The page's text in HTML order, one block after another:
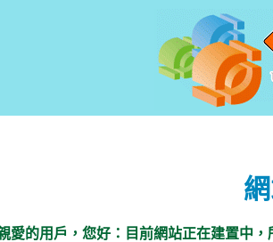
親愛的用戶，您好：目前網站正在建置中